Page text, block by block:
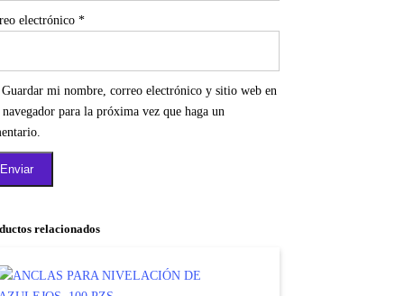
electrónico *
Guardar mi nombre, correo electrónico y sitio web en
navegador para la próxima vez que haga un
relacionados